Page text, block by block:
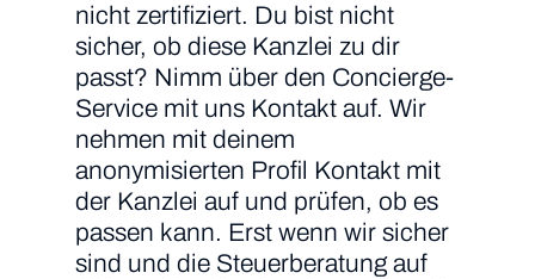
nicht zertifiziert. Du bist nicht
sicher, ob diese Kanzlei zu dir
passt? Nimm über den Concierge-
Service mit uns Kontakt auf. Wir
nehmen mit deinem
anonymisierten Profil Kontakt mit
der Kanzlei auf und prüfen, ob es
passen kann. Erst wenn wir sicher
sind und die Steuerberatung auf